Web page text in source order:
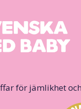
för jämlikhet